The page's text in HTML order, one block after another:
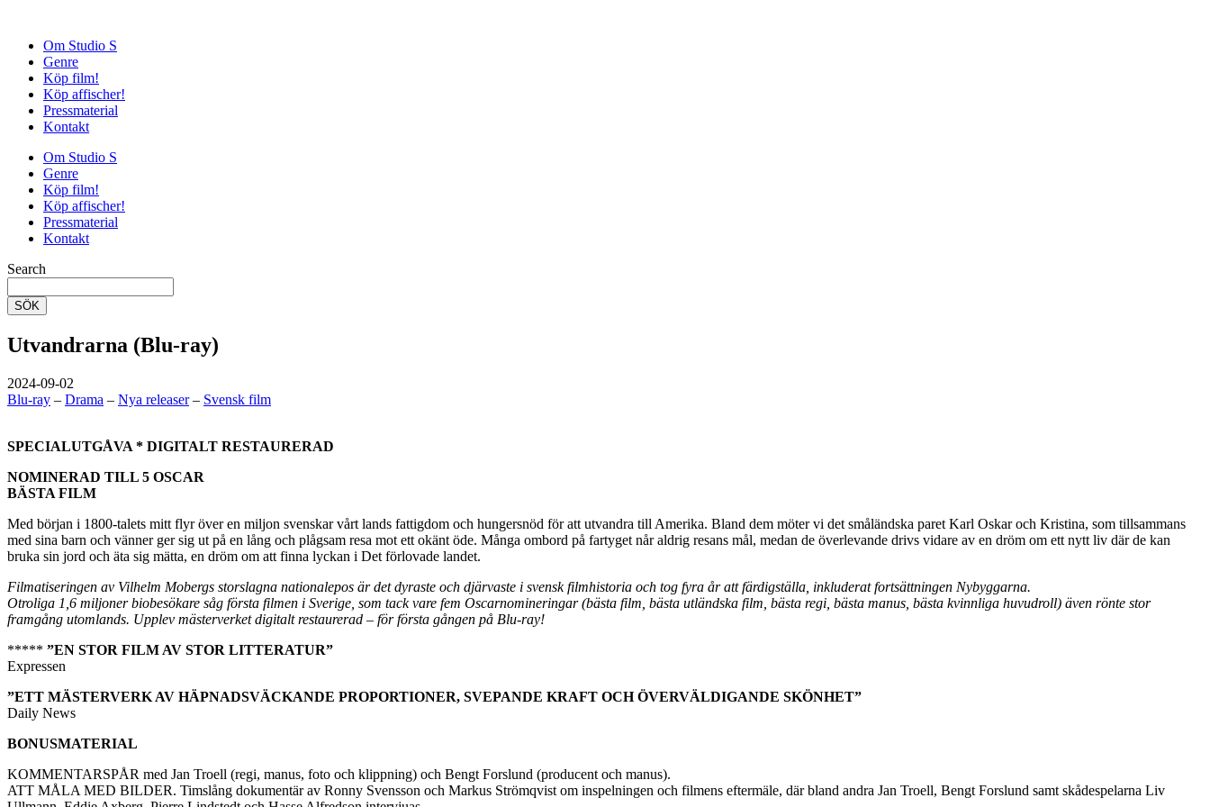
Om Studio S
Genre
Köp film!
Köp affischer!
Pressmaterial
Kontakt
Om Studio S
Genre
Köp film!
Köp affischer!
Pressmaterial
Kontakt
Search
SÖK
Utvandrarna (Blu-ray)
2024-09-02
Blu-ray – Drama – Nya releaser– Svensk film
SPECIALUTGÅVA * DIGITALT RESTAURERAD
NOMINERAD TILL 5 OSCAR
BÄSTA FILM
Med början i 1800-talets mitt flyr över en miljon svenskar vårt lands fattigdom och hungersnöd för att utvandra till Amerika. Bland dem möter vi det småländska paret Karl Oskar och Kristina, som tillsammans
med sina barn och vänner ger sig ut på en lång och plågsam resa mot ett okänt öde. Många ombord på fartyget når aldrig resans mål, medan de överlevande drivs vidare av en dröm om ett nytt liv där de kan
bruka sin jord och äta sig mätta, en dröm om att finna lyckan i Det förlovade landet.
Filmatiseringen av Vilhelm Mobergs storslagna nationalepos är det dyraste och djärvaste i svensk filmhistoria och tog fyra år att färdigställa, inkluderat fortsättningen Nybyggarna.
Otroliga 1,6 miljoner biobesökare såg första filmen i Sverige, som tack vare fem Oscarnomineringar (bästa film, bästa utländska film, bästa regi, bästa manus, bästa kvinnliga huvudroll) även rönte stor
framgång utomlands. Upplev mästerverket digitalt restaurerad – för första gången på Blu-ray!
***** ”EN STOR FILM AV STOR LITTERATUR”
Expressen
”ETT MÄSTERVERK AV HÄPNADSVÄCKANDE PROPORTIONER, SVEPANDE KRAFT OCH ÖVERVÄLDIGANDE SKÖNHET”
Daily News
BONUSMATERIAL
KOMMENTARSPÅR med Jan Troell (regi, manus, foto och klippning) och Bengt Forslund (producent och manus).
ATT MÅLA MED BILDER. Timslång dokumentär av Ronny Svensson och Markus Strömqvist om inspelningen och filmens eftermäle, där bland andra Jan Troell, Bengt Forslund samt skådespelarna Liv